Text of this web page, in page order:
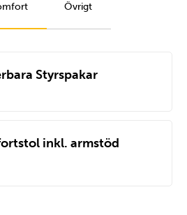
Övrigt
Styrspakar
inkl. armstöd